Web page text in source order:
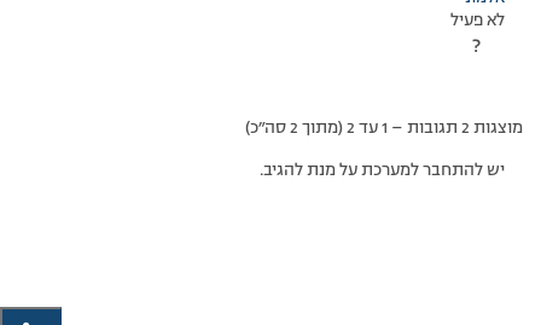
לא פעיל
?
מוצגות 2 תגובות – 1 עד 2 (מתוך 2 סה״כ)
יש להתחבר למערכת על מנת להגיב.